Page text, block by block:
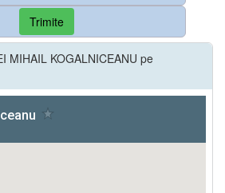
Trimite
MIHAIL KOGALNICEANU pe